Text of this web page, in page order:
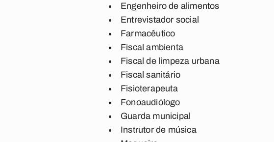
Engenheiro de alimentos
Entrevistador social
Farmacêutico
Fiscal ambienta
Fiscal de limpeza urbana
Fiscal sanitário
Fisioterapeuta
Fonoaudiólogo
Guarda municipal
Instrutor de música